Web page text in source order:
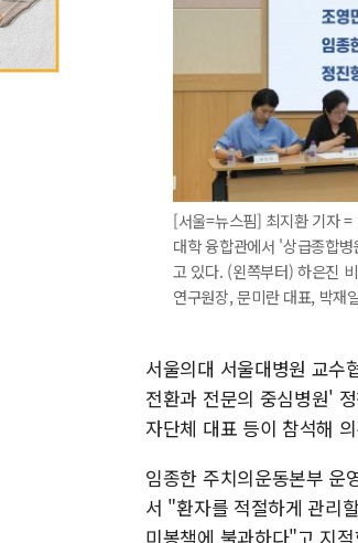
[서울=뉴스핌] 최지환 기자
대학 융합관에서 '상급종합
고 있다. (왼쪽부터) 하은진
연구원장, 문미란 대표, 박
서울의대 서울대병원 교수
전환과 전문의 중심병원'
자단체 대표 등이 참석해
임종한 주치의운동본부 운
서 "환자를 적절하게 관리
미봉책에 불과하다"고 지